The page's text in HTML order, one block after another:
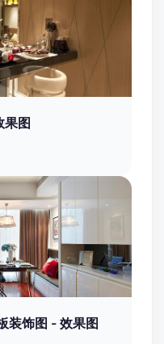
果图
装饰图 - 效果图